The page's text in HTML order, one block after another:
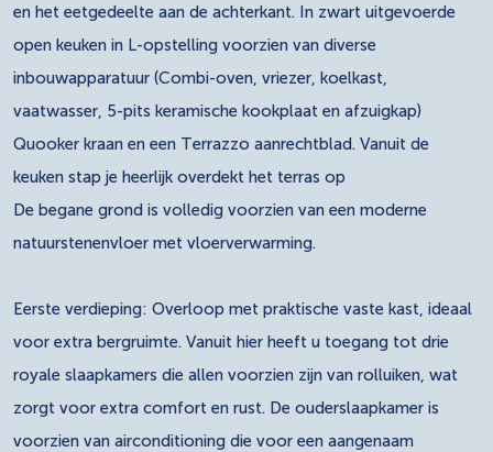
en het eetgedeelte aan de achterkant. In zwart uitgevoerde
open keuken in L-opstelling voorzien van diverse
inbouwapparatuur (Combi-oven, vriezer, koelkast,
vaatwasser, 5-pits keramische kookplaat en afzuigkap)
Quooker kraan en een Terrazzo aanrechtblad. Vanuit de
keuken stap je heerlijk overdekt het terras op
De begane grond is volledig voorzien van een moderne
natuurstenenvloer met vloerverwarming.
Eerste verdieping: Overloop met praktische vaste kast, ideaal
voor extra bergruimte. Vanuit hier heeft u toegang tot drie
royale slaapkamers die allen voorzien zijn van rolluiken, wat
zorgt voor extra comfort en rust. De ouderslaapkamer is
voorzien van airconditioning die voor een aangenaam